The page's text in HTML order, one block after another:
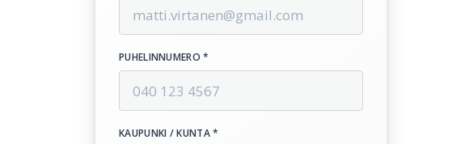
PUHELINNUMERO *
KAUPUNKI / KUNTA *